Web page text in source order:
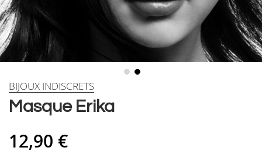
Skip
the
Masque Erika
BIJOUX INDISCRETS
12,90 €